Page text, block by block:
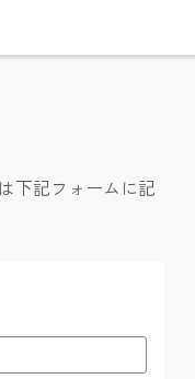
ジ・リクエスト
イブ
ブック
下記フォームに記